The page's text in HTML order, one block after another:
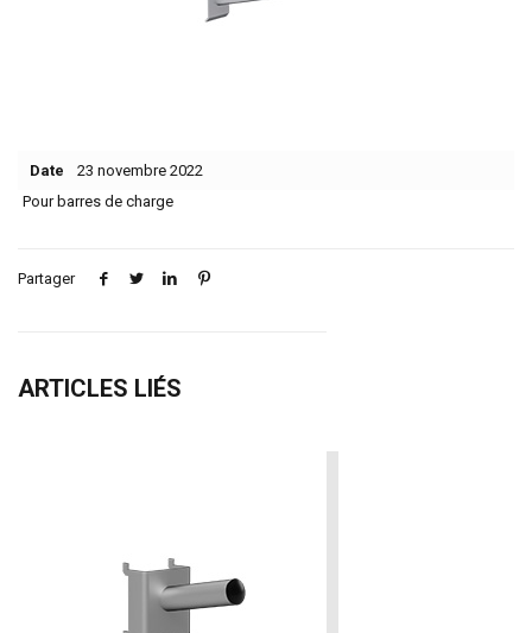
Date
23 novembre 2022
Pour barres de charge
Partager
ARTICLES LIÉS